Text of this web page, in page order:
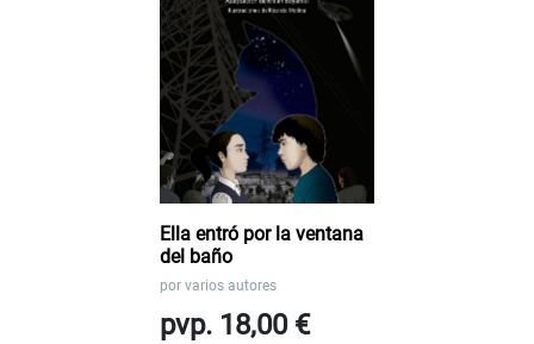
Ella entró por la ventana
del baño
por varios autores
pvp. 18,00 €